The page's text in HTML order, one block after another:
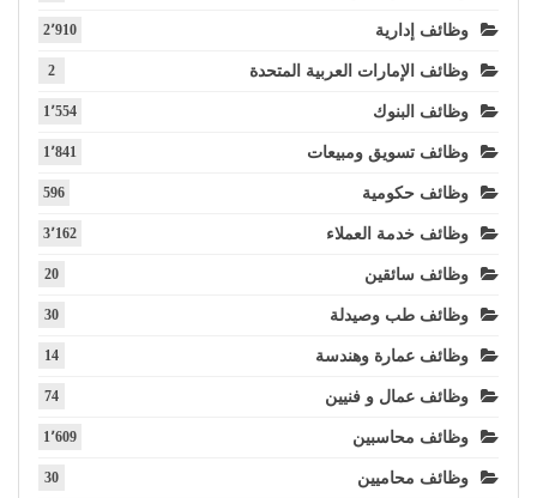
وظائف إدارية 2٬910
وظائف الإمارات العربية المتحدة 2
وظائف البنوك 1٬554
وظائف تسويق ومبيعات 1٬841
وظائف حكومية 596
وظائف خدمة العملاء 3٬162
وظائف سائقين 20
وظائف طب وصيدلة 30
وظائف عمارة وهندسة 14
وظائف عمال و فنيين 74
وظائف محاسبين 1٬609
وظائف محاميين 30